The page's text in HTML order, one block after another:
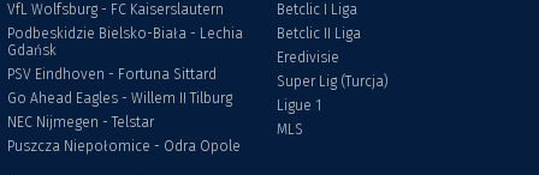
VfL Wolfsburg - FC Kaiserslautern
Podbeskidzie Bielsko-Biała - Lechia
Gdańsk
PSV Eindhoven - Fortuna Sittard
Go Ahead Eagles - Willem II Tilburg
NEC Nijmegen - Telstar
Puszcza Niepołomice - Odra Opole
Betclic I Liga
Betclic II Liga
Eredivisie
Super Lig (Turcja)
Ligue 1
MLS